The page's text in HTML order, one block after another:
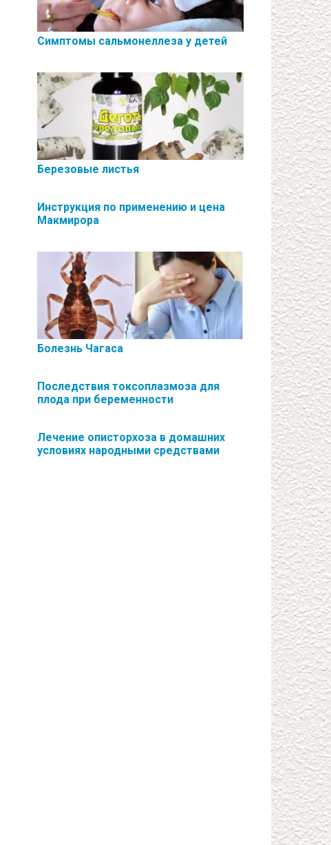
Симптомы сальмонеллеза у детей
Березовые листья
Инструкция по применению и цена
Макмирора
Болезнь Чагаса
Последствия токсоплазмоза для
плода при беременности
Лечение описторхоза в домашних
условиях народными средствами